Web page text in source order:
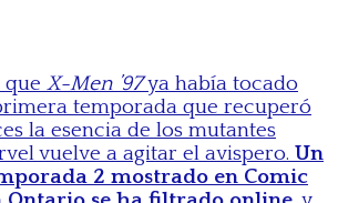
que X-Men ’97ya había tocado
temporada que recuperó
la esencia de los mutantes
vuelve a agitar el avispero. Un
2 mostrado en Comic